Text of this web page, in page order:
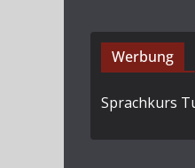
Werbung
Sprachkurs